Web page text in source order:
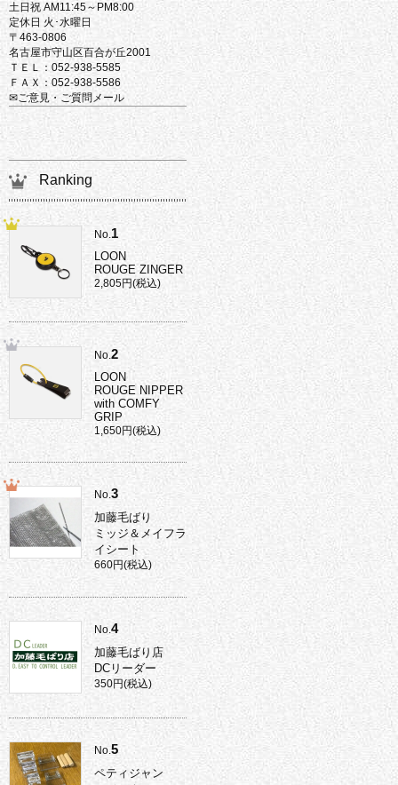
土日祝 AM11:45～PM8:00
定休日 火･水曜日
〒463-0806
名古屋市守山区百合が丘2001
ＴＥＬ：052-938-5585
ＦＡＸ：052-938-5586
✉ご意見・ご質問メール
Ranking
No. 1
LOON
ROUGE ZINGER
2,805円(税込)
No. 2
LOON
ROUGE NIPPER
with COMFY
GRIP
1,650円(税込)
No.3
加藤毛ばり
ミッジ＆メイフラ
イシート
660円(税込)
No.4
加藤毛ばり店
DCリーダー
350円(税込)
No.5
ペティジャン